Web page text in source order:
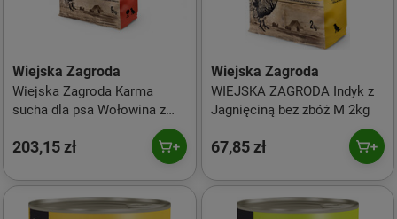
Wiejska Zagroda
Wiejska Zagroda Karma
sucha dla psa Wołowina z
indykiem (dorosły) chrupki L
9kg
203,15 zł
Wiejska Zagroda
WIEJSKA ZAGRODA Indyk z
Jagnięciną bez zbóż M 2kg
67,85 zł